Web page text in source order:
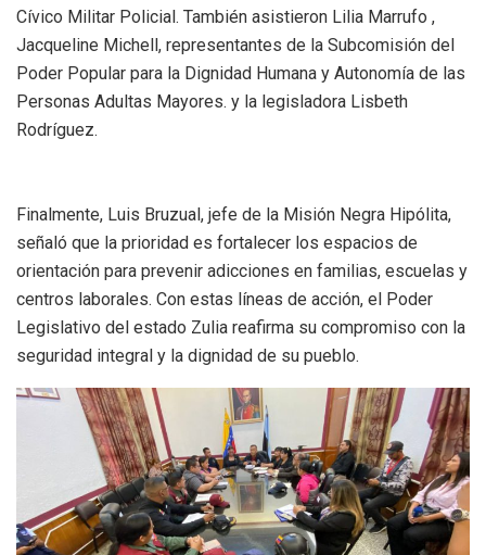
Cívico Militar Policial. También asistieron Lilia Marrufo ,
Jacqueline Michell, representantes de la Subcomisión del
Poder Popular para la Dignidad Humana y Autonomía de las
Personas Adultas Mayores. y la legisladora Lisbeth
Rodríguez.
Finalmente, Luis Bruzual, jefe de la Misión Negra Hipólita,
señaló que la prioridad es fortalecer los espacios de
orientación para prevenir adicciones en familias, escuelas y
centros laborales. Con estas líneas de acción, el Poder
Legislativo del estado Zulia reafirma su compromiso con la
seguridad integral y la dignidad de su pueblo.